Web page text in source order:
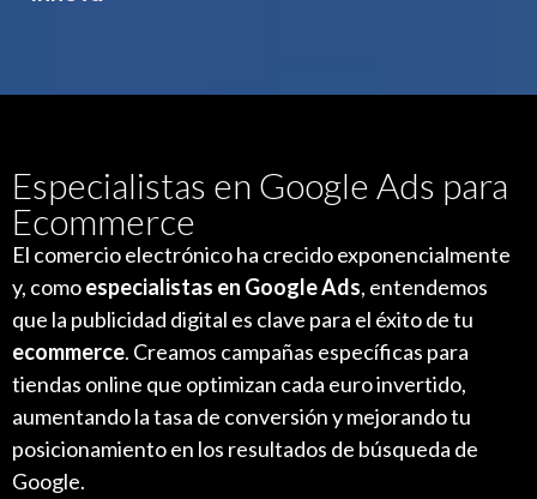
Especialistas en Google Ads para
Ecommerce
El comercio electrónico ha crecido exponencialmente
y, comoespecialistas en Google Ads, entendemos
que la publicidad digital es clave para el éxito de tu
ecommerce. Creamos campañas específicas para
tiendas online que optimizan cada euro invertido,
aumentando la tasa de conversión y mejorando tu
posicionamiento en los resultados de búsqueda de
Google.